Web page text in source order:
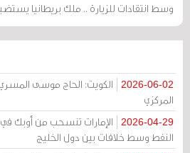
وسط انتقادات للزيارة .. ملك بريطانيا
2026-06-02
الكويت: الحاج موسى
المركزي
2026-04-29
الإمارات تنسحب من أوبك
النفط وسط خلافات بين دول الخليج